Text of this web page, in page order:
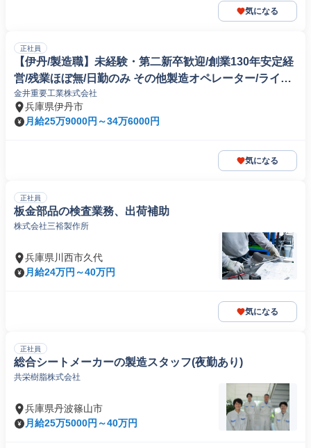
気になる
正社員
【伊丹/製造職】未経験・第二新卒歓迎/創業130年安定経
営/残業ほぼ無/日勤のみ その他製造オペレーター/ライン
マネージャー(機械/電気/電子製品専門職)
金井重要工業株式会社
兵庫県伊丹市
月給25万9000円～34万6000円
気になる
正社員
板金部品の検査業務、出荷補助
株式会社三裕製作所
兵庫県川西市久代
月給24万円～40万円
気になる
正社員
総合シートメーカーの製造スタッフ(夜勤あり)
共栄樹脂株式会社
兵庫県丹波篠山市
月給25万5000円～40万円